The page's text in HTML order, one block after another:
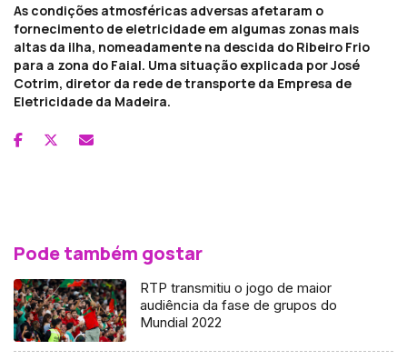
As condições atmosféricas adversas afetaram o
fornecimento de eletricidade em algumas zonas mais
altas da ilha, nomeadamente na descida do Ribeiro Frio
para a zona do Faial. Uma situação explicada por José
Cotrim, diretor da rede de transporte da Empresa de
Eletricidade da Madeira.
Pode também gostar
RTP transmitiu o jogo de maior
audiência da fase de grupos do
Mundial 2022